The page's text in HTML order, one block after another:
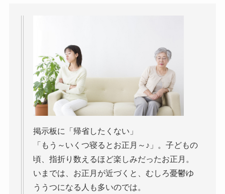
掲示板に「帰省したくない」
「もう～いくつ寝るとお正月～♪」。子どもの
頃、指折り数えるほど楽しみだったお正月。
いまでは、お正月が近づくと、むしろ憂鬱ゆ
ううつになる人も多いのでは。